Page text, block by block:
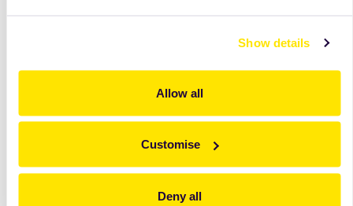
Show details
Allow all
Customise
Deny all
knedlíky s ovocným přelivem